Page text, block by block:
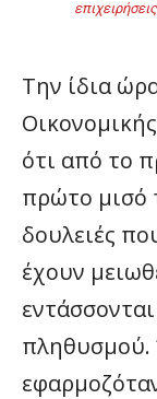
Την ίδια
ότι από το
πρώτο μισό
δουλειές
έχουν
πληθυσμού.